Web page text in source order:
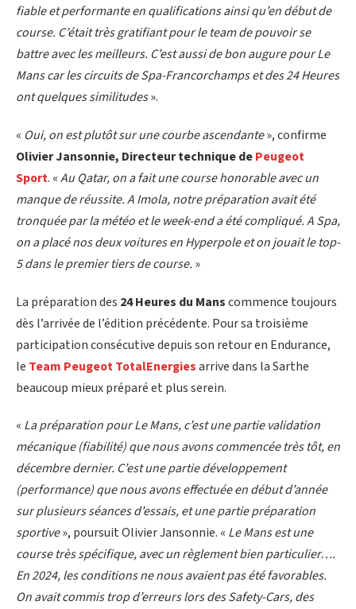
fiable et performante en qualifications ainsi qu’en début de
course. C’était très gratifiant pour le team de pouvoir se
battre avec les meilleurs. C’est aussi de bon augure pour Le
Mans car les circuits de Spa-Francorchamps et des 24 Heures
ont quelques similitudes».
« Oui, on est plutôt sur une courbe ascendante», confirme
Olivier Jansonnie, Directeur technique dePeugeot
Sport. «Au Qatar, on a fait une course honorable avec un
manque de réussite. A Imola, notre préparation avait été
tronquée par la météo et le week-end a été compliqué. A Spa,
on a placé nos deux voitures en Hyperpole et on jouait le top-
5 dans le premier tiers de course. »
La préparation des 24 Heures du Manscommence toujours
dès l’arrivée de l’édition précédente. Pour sa troisième
participation consécutive depuis son retour en Endurance,
le Team Peugeot TotalEnergiesarrive dans la Sarthe
beaucoup mieux préparé et plus serein.
« La préparation pour Le Mans, c’est une partie validation
mécanique (fiabilité) que nous avons commencée très tôt, en
décembre dernier. C’est une partie développement
(performance) que nous avons effectuée en début d’année
sur plusieurs séances d’essais, et une partie préparation
sportive», poursuit Olivier Jansonnie. « Le Mans est une
course très spécifique, avec un règlement bien particulier….
En 2024, les conditions ne nous avaient pas été favorables.
On avait commis trop d’erreurs lors des Safety-Cars, des